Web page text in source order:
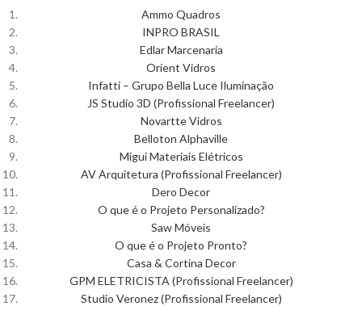
Ammo Quadros
INPRO BRASIL
Edlar Marcenaria
Orient Vidros
Infatti – Grupo Bella Luce Iluminação
JS Studio 3D (Profissional Freelancer)
Novartte Vidros
Belloton Alphaville
Migui Materiais Elétricos
AV Arquitetura (Profissional Freelancer)
Dero Decor
O que é o Projeto Personalizado?
Saw Móveis
O que é o Projeto Pronto?
Casa & Cortina Decor
GPM ELETRICISTA (Profissional Freelancer)
Studio Veronez (Profissional Freelancer)